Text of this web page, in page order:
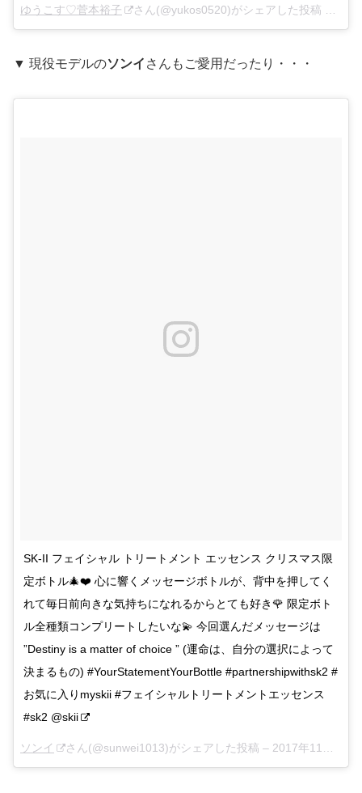
ゆうこす♡菅本裕子 さん(@yukos0520)がシェアした投稿 –
▼ 現役モデルのソンイ さんもご愛用だったり・・・
SK-II フェイシャル トリートメント エッセンス クリスマス限
定ボトル🎄❤️ 心に響くメッセージボトルが、背中を押してく
れて毎日前向きな気持ちになれるからとても好き🌹 限定ボト
ル全種類コンプリートしたいな💫 今回選んだメッセージは
”Destiny is a matter of choice ” (運命は、自分の選択によって
決まるもの) #YourStatementYourBottle #partnershipwithsk2 #
お気に入りmyskii #フェイシャルトリートメントエッセンス
#sk2 @skii
ソンイ さん(@sunwei1013)がシェアした投稿 – 2017年11月月23日午後11時41分PST